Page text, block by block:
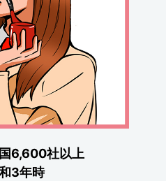
6,600社以上
3年時